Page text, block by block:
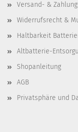
Versand- &
Widerrufsrecht &
Haltbarkeit
Altbatterie-
Shopanleitung
AGB
Privatsphäre und